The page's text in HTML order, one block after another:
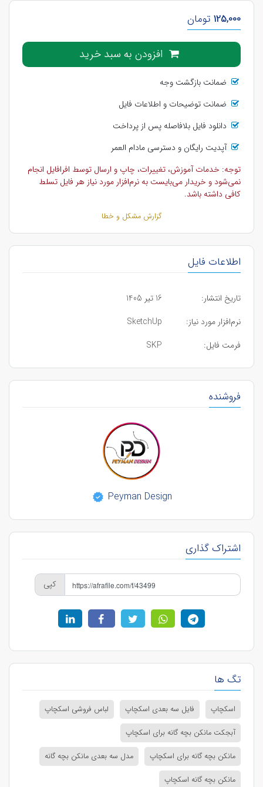
125,000 تومان
افزودن به سبد خرید
ضمانت بازگشت وجه
ضمانت توضیحات و اطلاعات فایل
دانلود فایل بلافاصله پس از پرداخت
آپدیت رایگان و دسترسی مادام العمر
توجه: خدمات آموزش، تغییرات، چاپ و ارسال توسط افرافایل انجام
نمی‌شود و خریدار می‌بایست به نرم‌افزار مورد نیاز هر فایل تسلط
کافی داشته باشد.
گزارش مشکل و خطا
اطلاعات فایل
تاریخ انتشار:
16 تیر 1405
نرم‌افزار مورد نیاز:
SketchUp
فرمت فایل:
SKP
فروشنده
Peyman Design
اشتراک گذاری
کپی
تگ ها
اسکچاپ فایل سه بعدی اسکچاپ
لباس فروشی اسکچاپ
آبجکت مانکن بچه گانه برای اسکچاپ
مانکن بچه گانه برای اسکچاپ
مدل سه بعدی مانکن بچه گانه
مانکن بچه گانه اسکچاپ